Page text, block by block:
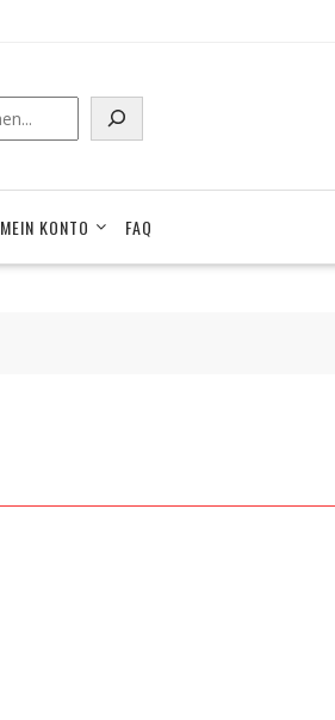
MEIN KONTO FAQ